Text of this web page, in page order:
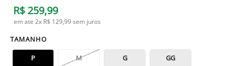
R$ 259,99
em ate 2x R$ 129,99sem juros
TAMANHO
P M G GG